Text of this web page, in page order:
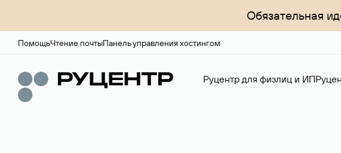
Обязательная
ПомощьЧтение почтыПанель управления хостингом
Руцентр для физлиц и ИП